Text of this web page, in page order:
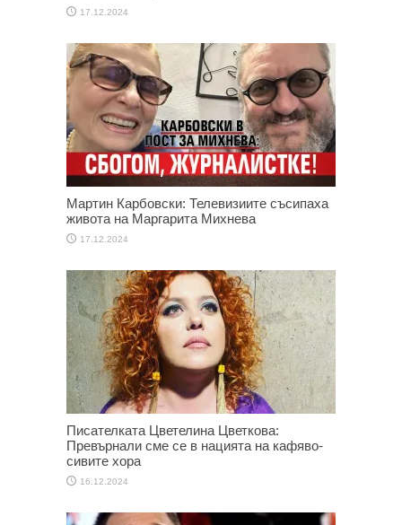
17.12.2024
Мартин Карбовски: Телевизиите съсипаха
живота на Маргарита Михнева
17.12.2024
Писателката Цветелина Цветкова:
Превърнали сме се в нацията на кафяво-
сивите хора
16.12.2024